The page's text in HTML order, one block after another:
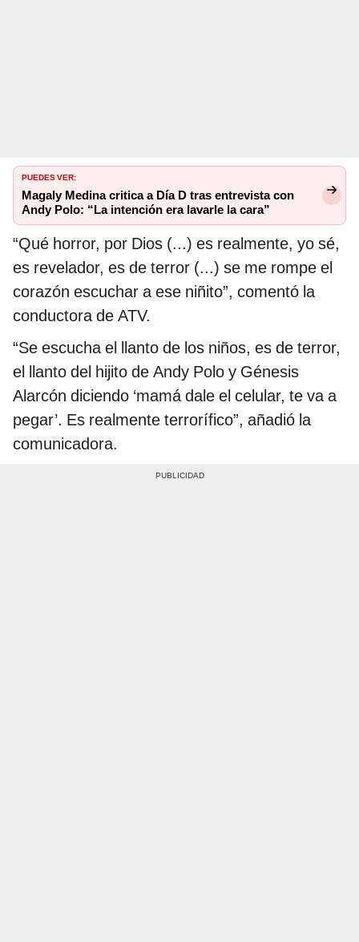
PUEDES VER:
Magaly Medina critica a Día D tras entrevista con
Andy Polo: “La intención era lavarle la cara”
“Qué horror, por Dios (...) es realmente, yo sé,
es revelador, es de terror (...) se me rompe el
corazón escuchar a ese niñito”, comentó la
conductora de ATV.
“Se escucha el llanto de los niños, es de terror,
el llanto del hijito de Andy Polo y Génesis
Alarcón diciendo ‘mamá dale el celular, te va a
pegar’. Es realmente terrorífico”, añadió la
comunicadora.